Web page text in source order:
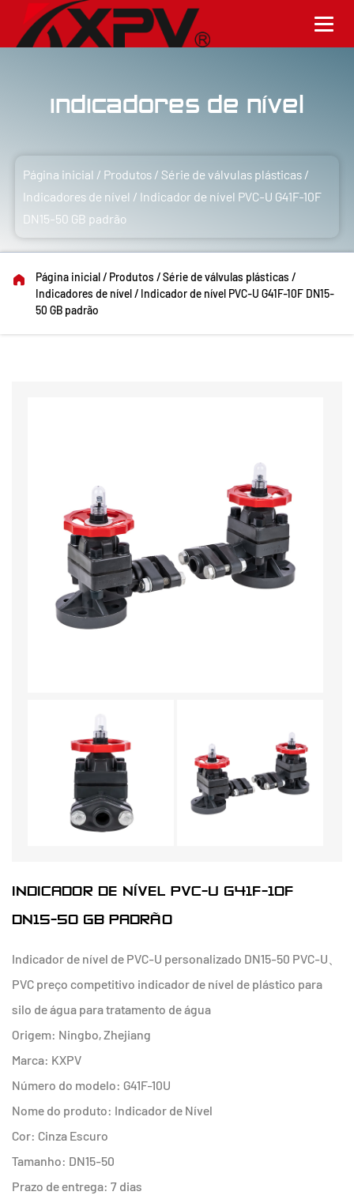
Indicadores de nível
Página inicial / Produtos /Série de válvulas plásticas /
Indicadores de nível / Indicador de nível PVC-U G41F-10F
DN15-50 GB padrão
Página inicial/ Produtos /Série de válvulas plásticas /
Indicadores de nível/ Indicador de nível PVC-U G41F-10F DN15-
50 GB padrão
INDICADOR DE NÍVEL PVC-U G41F-10F
DN15-50 GB PADRÃO
Indicador de nível de PVC-U personalizado DN15-50 PVC-U、
PVC preço competitivo indicador de nível de plástico para
silo de água para tratamento de água
Origem: Ningbo, Zhejiang
Marca: KXPV
Número do modelo: G41F-10U
Nome do produto: Indicador de Nível
Cor: Cinza Escuro
Tamanho: DN15-50
Prazo de entrega: 7 dias